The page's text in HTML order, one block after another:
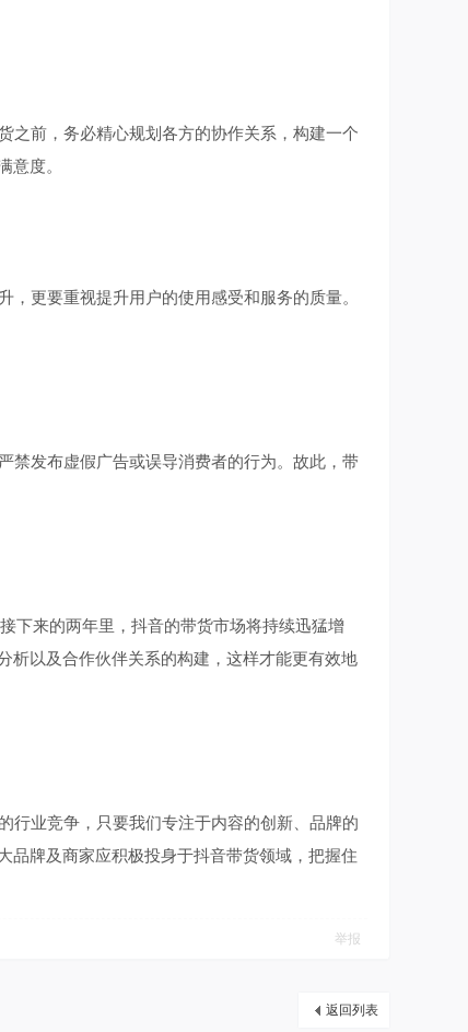
前，务必精心规划各方的协作关系，构建一个
意度。
更要重视提升用户的使用感受和服务的质量。
禁发布虚假广告或误导消费者的行为。故此，带
下来的两年里，抖音的带货市场将持续迅猛增
析以及合作伙伴关系的构建，这样才能更有效地
业竞争，只要我们专注于内容的创新、品牌的
品牌及商家应积极投身于抖音带货领域，把握住
举报
返回列表